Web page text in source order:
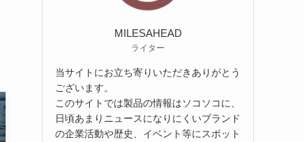
MILESAHEAD
ライター
当サイトにお立ち寄りいただきありがとう
ございます。
このサイトでは製品の情報はソコソコに、
日頃あまりニュースになりにくいブランド
の企業活動や歴史、イベント等にスポット